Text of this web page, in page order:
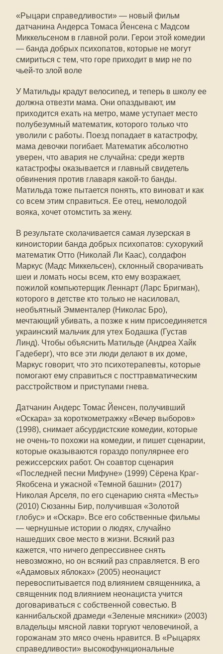
«Рыцари справедливости» — новый фильм
датчанина Андерса Томаса Йенсена с Мадсом
Миккельсеном в главной роли. Герои этой комедии
— банда добрых психопатов, которые не могут
смириться с тем, что горе приходит в мир не по
чьей-то злой воле
У Матильды крадут велосипед, и теперь в школу ее
должна отвезти мама. Они опаздывают, им
приходится ехать на метро, маме уступает место
полубезумный математик, которого только что
уволили с работы. Поезд попадает в катастрофу,
мама девочки погибает. Математик абсолютно
уверен, что авария не случайна: среди жертв
катастрофы оказывается и главный свидетель
обвинения против главаря какой-то банды.
Матильда тоже пытается понять, кто виноват и как
со всем этим справиться. Ее отец, немолодой
вояка, хочет отомстить за жену.
В результате сколачивается самая лузерская в
киноистории банда добрых психопатов: сухорукий
математик Отто (Николай Ли Каас), солдафон
Маркус (Мадс Миккельсен), склонный сворачивать
шеи и ломать носы всем, кто ему возражает,
пожилой компьютерщик Леннарт (Ларс Бригман),
которого в детстве кто только не насиловал,
необъятный Эмменталер (Николас Бро),
мечтающий убивать, а позже к ним присоединяется
украинский мальчик для утех Бодашка (Густав
Линд). Чтобы объяснить Матильде (Андреа Хайк
Гадеберг), что все эти люди делают в их доме,
Маркус говорит, что это психотерапевты, которые
помогают ему справиться с посттравматическим
расстройством и приступами гнева.
Датчанин Андерс Томас Йенсен, получивший
«Оскара» за короткометражку «Вечер выборов»
(1998), снимает абсурдистские комедии, которые
не очень-то похожи на комедии, и пишет сценарии,
которые оказываются гораздо популярнее его
режиссерских работ. Он соавтор сценария
«Последней песни Мифуне» (1999) Сёрена Краг-
Якобсена и ужасной «Темной башни» (2017)
Николая Арселя, по его сценарию снята «Месть»
(2010) Сюзанны Бир, получившая «Золотой
глобус» и «Оскар». Все его собственные фильмы
— чернушные истории о людях, случайно
нашедших свое место в жизни. Всякий раз
кажется, что ничего депрессивнее снять
невозможно, но он всякий раз справляется. В его
«Адамовых яблоках» (2005) неонацист
перевоспитывается под влиянием священника, а
священник под влиянием неонациста учится
договариваться с собственной совестью. В
каннибальской драмеди «Зеленые мясники» (2003)
владельцы мясной лавки торгуют человечиной, а
горожанам это мясо очень нравится. В «Рыцарях
справедливости» высокофункциональные